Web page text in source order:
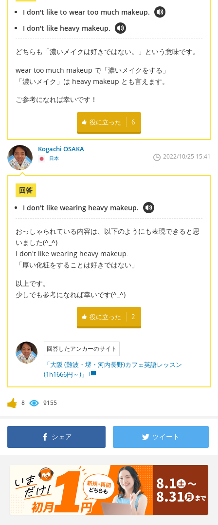
I don't like to wear too much makeup.
I don't like heavy makeup.
どちらも「濃いメイクは好きではない。」という意味です。
wear too much makeup で「濃いメイクをする」
「濃いメイク」は heavy makeup とも言えます。
ご参考になれば幸いです！
役に立った 6
Kogachi OSAKA
日本 2022/10/25 15:41
回答
I don't like wearing heavy makeup.
おっしゃられている内容は、以下のようにも表現できると思
いました(^_^)
I don't like wearing heavy makeup.
「厚い化粧をすることは好きではない」
以上です。
少しでも参考になれば幸いです(^_^)
役に立った 2
回答したアンカーのサイト
「大阪 (難波・堺・河内長野)カフェ英語レッスン
(1h1666円～)」
8 9155
シェア ツイート